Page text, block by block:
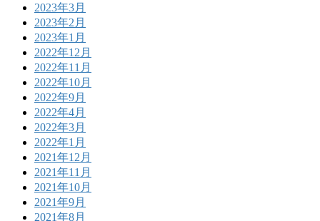
2023年3月
2023年2月
2023年1月
2022年12月
2022年11月
2022年10月
2022年9月
2022年4月
2022年3月
2022年1月
2021年12月
2021年11月
2021年10月
2021年9月
2021年8月